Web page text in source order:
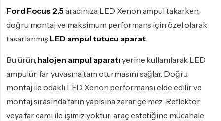
Ford Focus 2.5 aracınıza LED Xenon ampul takarken,
doğru montaj ve maksimum performans için özel olarak
tasarlanmış LED ampul tutucu aparat.
Bu ürün, halojen ampul aparatıyerine kullanılarak LED
ampulün far yuvasına tam oturmasını sağlar. Doğru
montaj ile odaklı LED Xenon performansı elde edilir ve
montaj sırasında farın yapısına zarar gelmez. Reflektör
veya far camı ile işimiz yoktur; araç estetiğine müdahale